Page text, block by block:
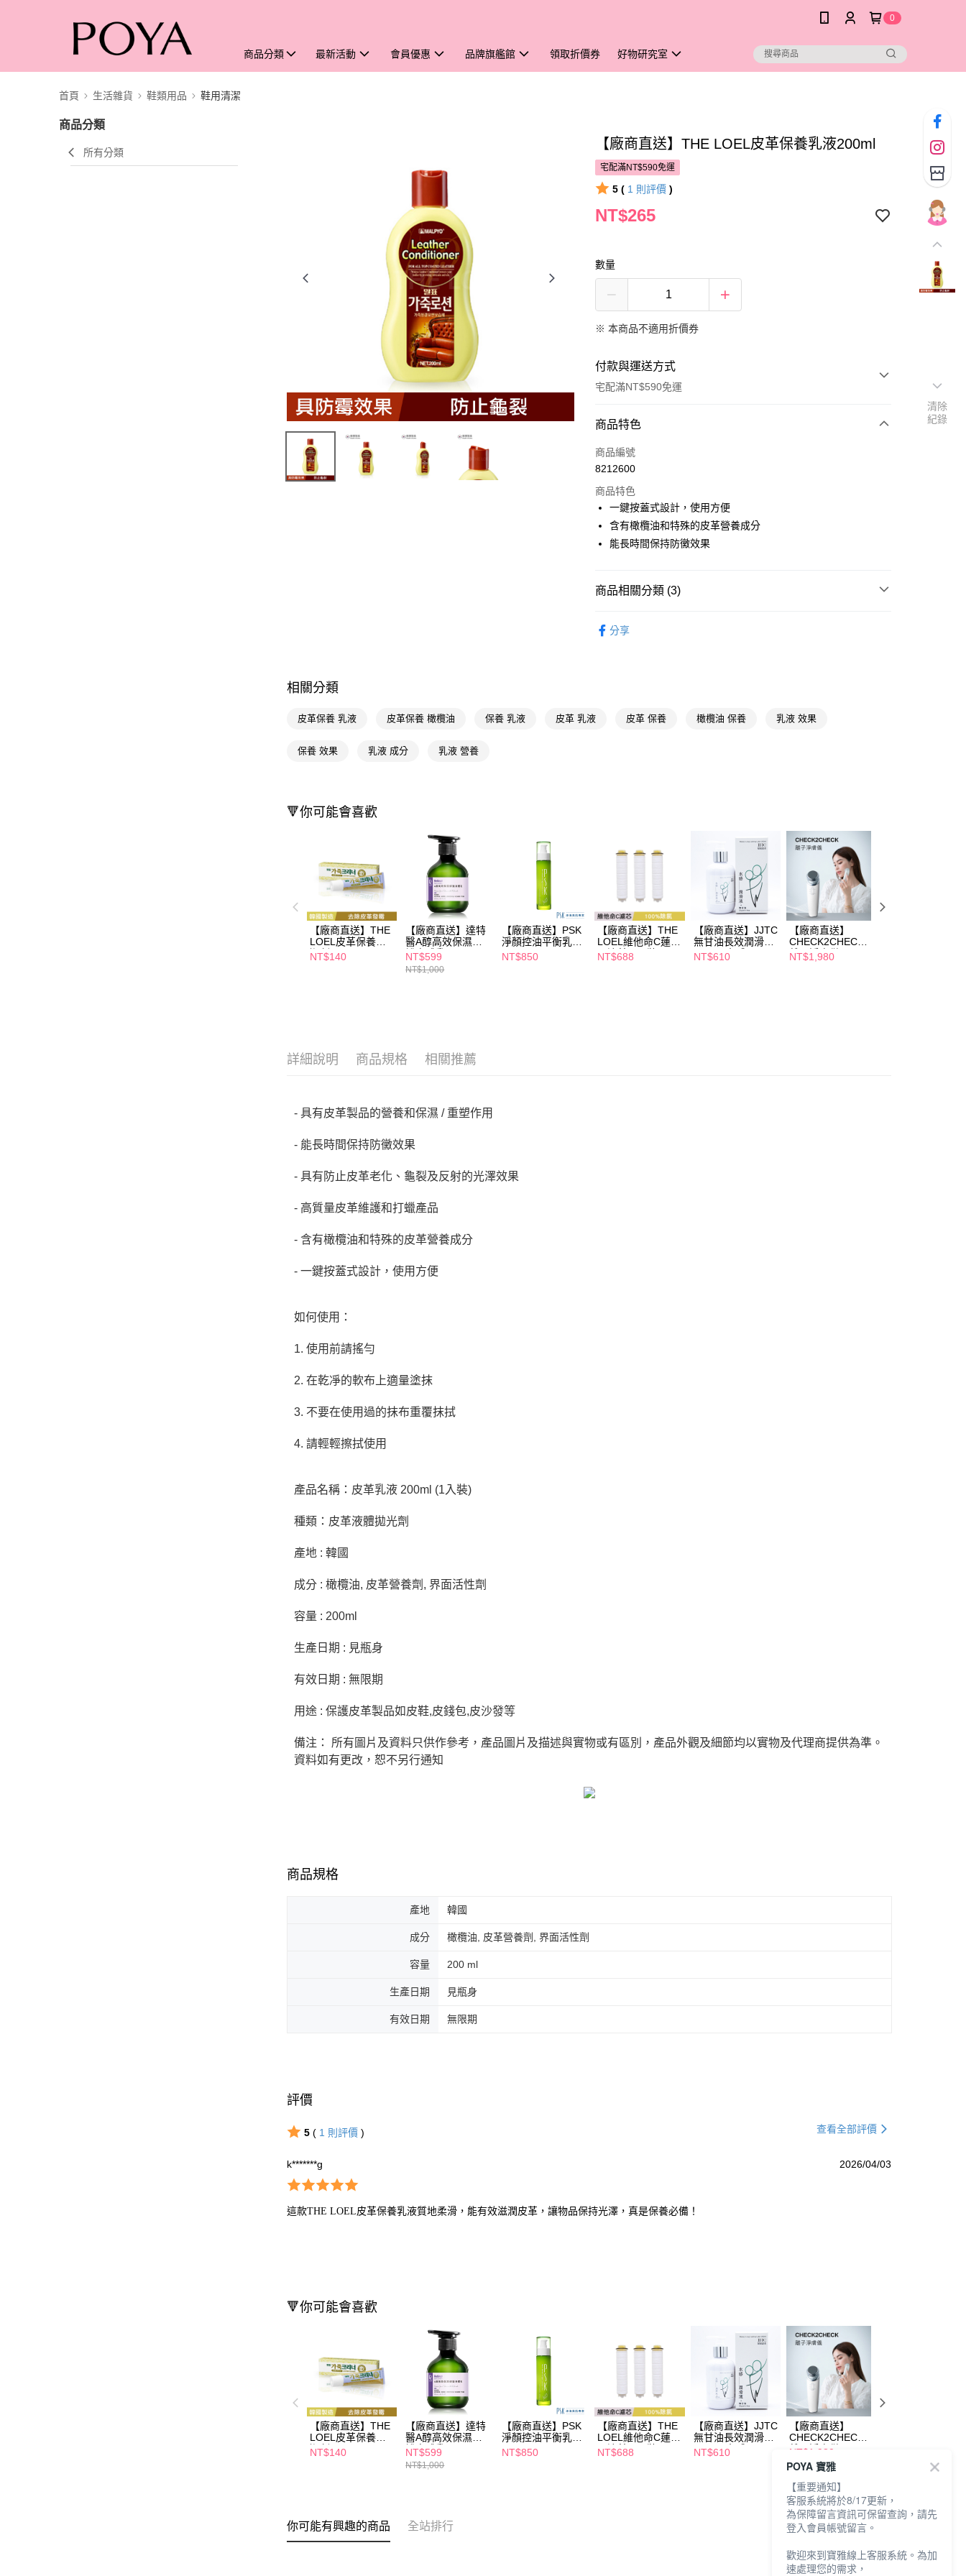
0
商品分類 最新活動 會員優惠 品牌旗艦館 領取折價券 好物研究室
首頁 生活雜貨 鞋類用品 鞋用清潔
商品分類
所有分類
【廠商直送】THE LOEL皮革保養乳液200ml
宅配滿NT$590免運
5 ( 1 則評價 )
NT$265
數量
※ 本商品不適用折價券
付款與運送方式
宅配滿NT$590免運
付款方式
POYA支付
LINE Pay
Apple Pay
悠遊付
AFTEE先享後付
２．便利：只要手機號碼，簡訊認證，即可結帳。
※ 請注意：結帳手續完成當下不需立刻繳費，但若您需要取消訂單，請聯
絡購買商品的店家。未經商家同意取消之訂單仍視為有效，需透過AFTEE
※ 交易是否成功請以「AFTEE先享後付 」之結帳頁面顯示為準，若有關於
是否繳費成功／繳費後需取消欲退款等相關疑問，請聯繫「AFTEE先享後
付客戶支援中心」
https://netprotections.freshdesk.com/support/home
【注意事項】
１．透過由恩沛科技股份有限公司提供之「AFTEE先享後付」服務完成之
交易，需依本服務之必要範圍內提供個人資料，並將交易相關給付款項請
宅配(廠商直送🚚)
商品特色
商品編號
8212600
商品特色
一鍵按蓋式設計，使用方便
含有橄欖油和特殊的皮革營養成分
能長時間保持防黴效果
商品相關分類 (3)
分享
相關分類
皮革保養 乳液 皮革保養 橄欖油 保養 乳液 皮革 乳液 皮革 保養 橄欖油 保養 乳液 效果
保養 效果 乳液 成分 乳液 營養
🔻你可能會喜歡
【廠商直送】THE
LOEL皮革保養清
潔劑45g
NT$140
【廠商直送】達特
醫A醇高效保濕修
護身體乳250ml
NT$599
NT$1,000
【廠商直送】PSK
淨顏控油平衡乳液
80ml
NT$850
【廠商直送】THE
LOEL維他命C蓮蓬
頭濾芯(3入裝)
NT$688
【廠商直送】JJTC
無甘油長效潤滑液
200ml-水感
NT$610
【廠商直送】
CHECK2CHECK
離子淨膚儀
NT$1,980
詳細說明 商品規格 相關推薦
- 具有皮革製品的營養和保濕 / 重塑作用
- 能長時間保持防黴效果
- 具有防止皮革老化、龜裂及反射的光澤效果
- 高質量皮革維護和打蠟產品
- 含有橄欖油和特殊的皮革營養成分
- 一鍵按蓋式設計，使用方便
如何使用：
1. 使用前請搖勻
2. 在乾凈的軟布上適量塗抹
3. 不要在使用過的抹布重覆抹拭
4. 請輕輕擦拭使用
產品名稱：皮革乳液 200ml (1入裝)
種類：皮革液體拋光劑
產地 : 韓國
成分 : 橄欖油, 皮革營養劑, 界面活性劑
容量 : 200ml
生產日期 : 見瓶身
有效日期 : 無限期
用途 : 保護皮革製品如皮鞋,皮錢包,皮沙發等
備注： 所有圖片及資料只供作參考，產品圖片及描述與實物或有區別，產品外觀及細節均以實物及代理商提供為準。
資料如有更改，恕不另行通知
商品規格
產地 韓國
成分 橄欖油, 皮革營養劑, 界面活性劑
容量 200 ml
生產日期 見瓶身
有效日期 無限期
評價
5( 1 則評價 ) 查看全部評價
k*******g 2026/04/03
這款THE LOEL皮革保養乳液質地柔滑，能有效滋潤皮革，讓物品保持光澤，真是保養必備！
🔻你可能會喜歡
【廠商直送】THE
LOEL皮革保養清
潔劑45g
NT$140
【廠商直送】達特
醫A醇高效保濕修
護身體乳250ml
NT$599
NT$1,000
【廠商直送】PSK
淨顏控油平衡乳液
80ml
NT$850
【廠商直送】THE
LOEL維他命C蓮蓬
頭濾芯(3入裝)
NT$688
【廠商直送】JJTC
無甘油長效潤滑液
200ml-水感
NT$610
【廠商直送】
CHECK2CHECK
離子淨膚儀
NT$1,980
你可能有興趣的商品 全站排行
清除
紀錄
POYA 寶雅
【重要通知】
客服系統將於8/17更新，
為保障留言資訊可保留查詢，請先
登入會員帳號留言。
歡迎來到寶雅線上客服系統。為加
速處理您的需求，